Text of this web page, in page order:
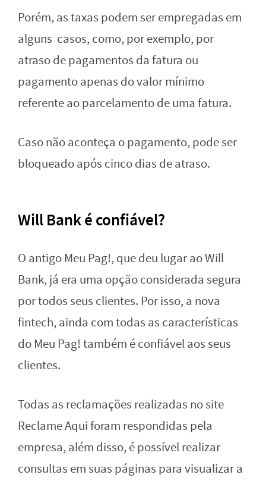
Porém, as taxas podem ser empregadas em
alguns casos, como, por exemplo, por
atraso de pagamentos da fatura ou
pagamento apenas do valor mínimo
referente ao parcelamento de uma fatura.
Caso não aconteça o pagamento, pode ser
bloqueado após cinco dias de atraso.
Will Bank é confiável?
O antigo Meu Pag!, que deu lugar ao Will
Bank, já era uma opção considerada segura
por todos seus clientes. Por isso, a nova
fintech, ainda com todas as características
do Meu Pag! também é confiável aos seus
clientes.
Todas as reclamações realizadas no site
Reclame Aqui foram respondidas pela
empresa, além disso, é possível realizar
consultas em suas páginas para visualizar a